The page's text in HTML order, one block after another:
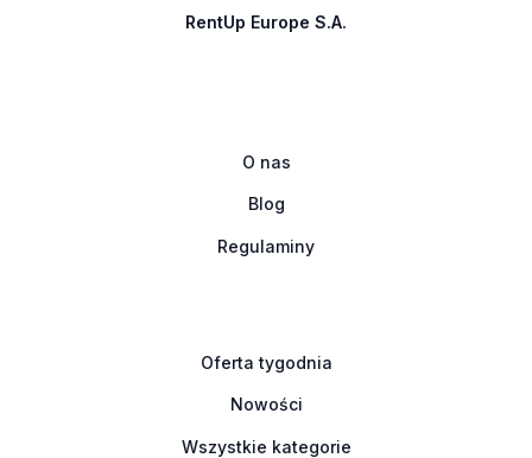
RentUp Europe S.A.
O nas
Blog
Regulaminy
Oferta tygodnia
Nowości
Wszystkie kategorie